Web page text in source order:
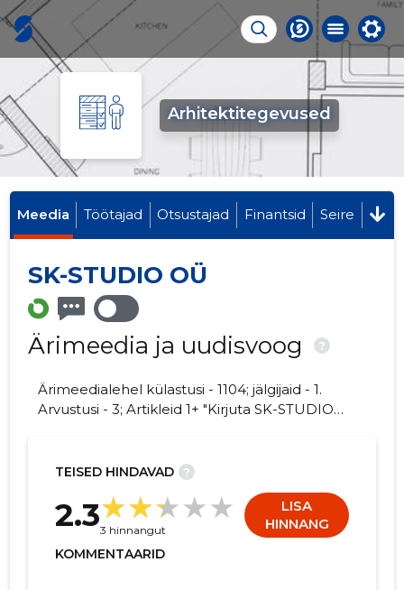
Arhitektitegevused
Meedia Töötajad Otsustajad Finantsid Seire
SK-STUDIO OÜ
Ärimeedia ja uudisvoog ?
Ärimeedialehel külastusi - 1104; jälgijaid - 1.
Arvustusi - 3; Artikleid 1+ "Kirjuta SK-STUDIO
TEISED HINDAVAD ?
2.33 hinnangut
LISA
HINNANG
KOMMENTAARID